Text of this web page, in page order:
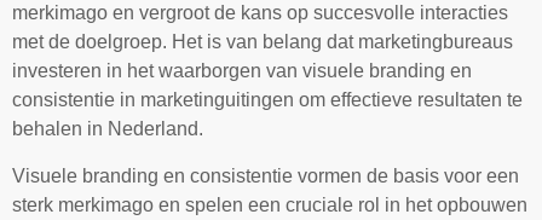
merkimago en vergroot de kans op succesvolle interacties
met de doelgroep. Het is van belang dat marketingbureaus
investeren in het waarborgen van visuele branding en
consistentie in marketinguitingen om effectieve resultaten te
behalen in Nederland.
Visuele branding en consistentie vormen de basis voor een
sterk merkimago en spelen een cruciale rol in het opbouwen